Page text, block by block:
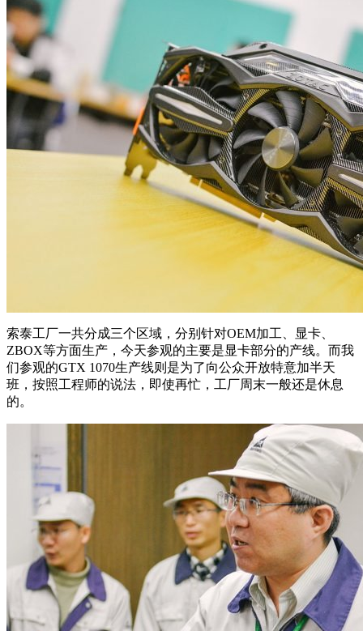
索泰工厂一共分成三个区域，分别针对OEM加工、显卡、
ZBOX等方面生产，今天参观的主要是显卡部分的产线。而我
们参观的GTX 1070生产线则是为了向公众开放特意加半天
班，按照工程师的说法，即使再忙，工厂周末一般还是休息
的。